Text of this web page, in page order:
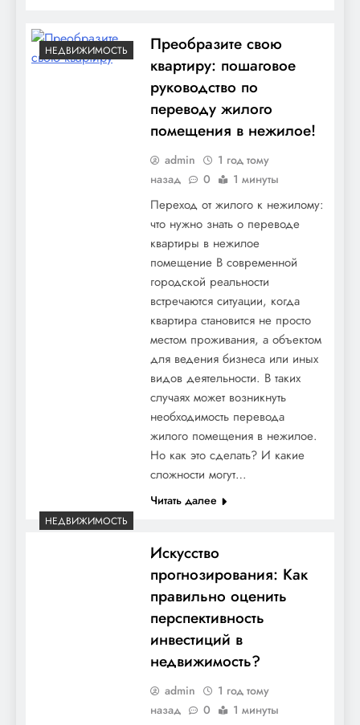
НЕДВИЖИМОСТЬ
Преобразите свою
квартиру: пошаговое
руководство по
переводу жилого
помещения в нежилое!
admin
1 год тому
назад
0 1 минуты
Переход от жилого к нежилому:
что нужно знать о переводе
квартиры в нежилое
помещение В современной
городской реальности
встречаются ситуации, когда
квартира становится не просто
местом проживания, а объектом
для ведения бизнеса или иных
видов деятельности. В таких
случаях может возникнуть
необходимость перевода
жилого помещения в нежилое.
Но как это сделать? И какие
сложности могут…
Читать далее
НЕДВИЖИМОСТЬ
Искусство
прогнозирования: Как
правильно оценить
перспективность
инвестиций в
недвижимость?
admin
1 год тому
назад
0 1 минуты